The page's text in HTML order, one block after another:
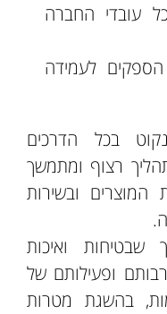
עובדי החברה
לעמידה
בכל הדרכים
רצוף ומתמשך
המוצרים ובשירות
ואיכות
ופעילותם של
בהשגת מטרות